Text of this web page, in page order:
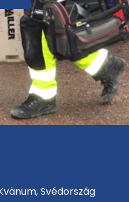
Svédország